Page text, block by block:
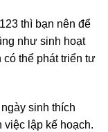
thì bạn nên để
như sinh hoạt
có thể phát triển tư
sinh thích
lập kế hoạch.